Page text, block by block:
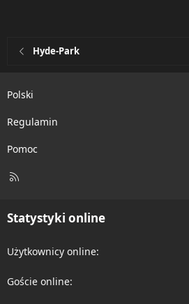
Hyde-Park
Polski
Regulamin
Pomoc
R
Statystyki online
Użytkownicy online
Goście online